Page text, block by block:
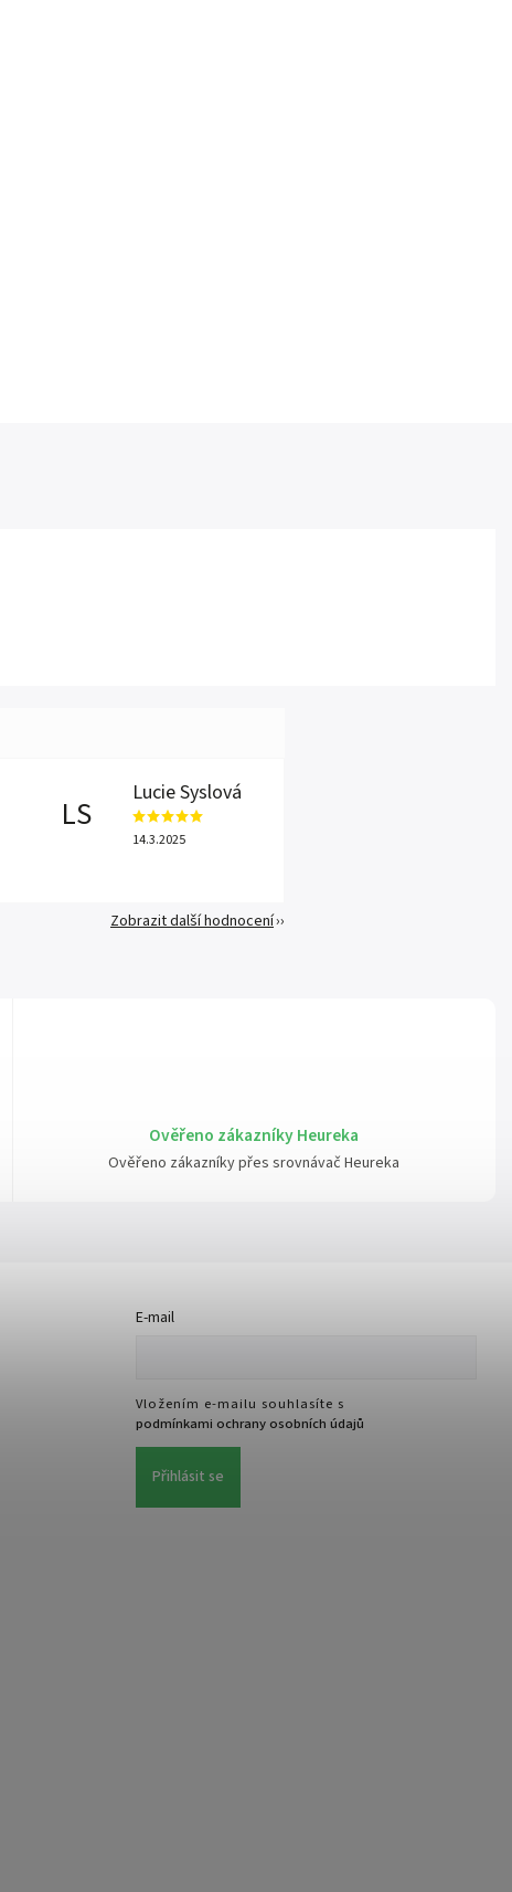
Ověřeno zákazníky Heureka
Ověřeno zákazníky přes srovnávač Heureka
LS
Lucie Syslová
14.3.2025
Zobrazit další hodnocení
E-mail
Vložením e-mailu souhlasíte s
podmínkami ochrany osobních údajů
Přihlásit se